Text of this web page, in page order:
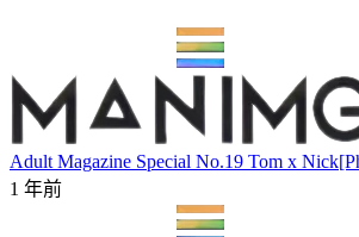
Adult Magazine Special No.19 Tom x
1 年前